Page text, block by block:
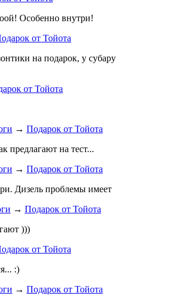
Особенно внутри!
от Тойота
на подарок, у субару
от Тойота
→ Подарок от Тойота
предлагают на тест...
→ Подарок от Тойота
Дизель проблемы имеет
→ Подарок от Тойота
)))
от Тойота
:)
→ Подарок от Тойота